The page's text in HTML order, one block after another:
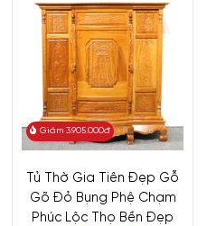
Giảm 3.905.000đ
Tủ Thờ Gia Tiên Đẹp Gỗ
Gõ Đỏ Bụng Phệ Chạm
Phúc Lộc Thọ Bền Đẹp